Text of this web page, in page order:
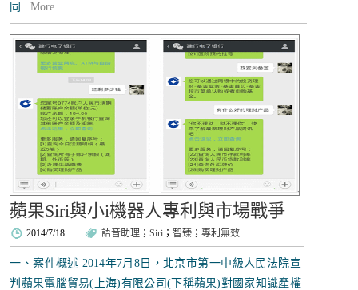
同...More
蘋果Siri與小i機器人專利與市場戰爭
2014/7/18 語音助理 ；Siri ；智臻 ；專利無效
一、案件概述 2014年7月8日，北京市第一中級人民法院宣
判蘋果電腦貿易(上海)有限公司(下稱蘋果)對國家知識產權